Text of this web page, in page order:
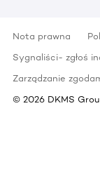
Nota prawna
Sygnaliści- zgłoś
Zarządzanie
© 2026 DKMS